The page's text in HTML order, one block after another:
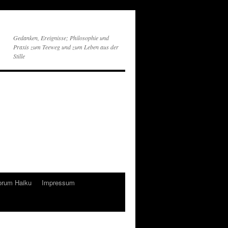
Gedanken, Ereignisse; Philosophie und
Praxis zum Teeweg und zum Leben aus der
Stille
Haiku
Impressum